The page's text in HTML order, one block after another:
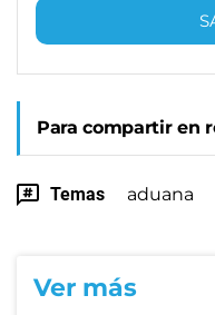
Para compartir en
Temas aduana
Ver más